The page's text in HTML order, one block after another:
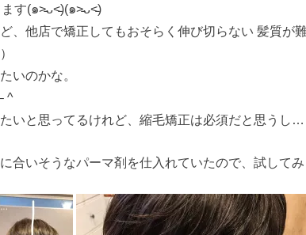
す(๑˃̵ᴗ˂̵)(๑˃̵ᴗ˂̵)
、他店で矯正してもおそらく伸び切らない 髪質が
いのかな。
^
いと思ってるけれど、縮毛矯正は必須だと思うし…
合いそうなパーマ剤を仕入れていたので、試してみ